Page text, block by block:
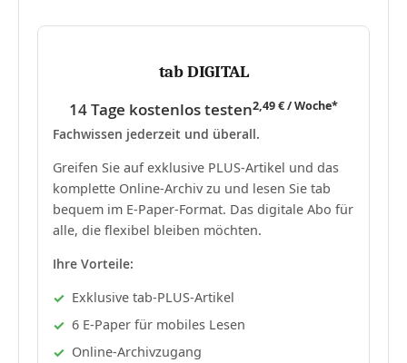
tab DIGITAL
14 Tage kostenlos testen2,49 € / Woche*
Fachwissen jederzeit und überall.
Greifen Sie auf exklusive PLUS-Artikel und das
komplette Online-Archiv zu und lesen Sie tab
bequem im E-Paper-Format. Das digitale Abo für
alle, die flexibel bleiben möchten.
Ihre Vorteile:
Exklusive tab-PLUS-Artikel
6 E-Paper für mobiles Lesen
Online-Archivzugang